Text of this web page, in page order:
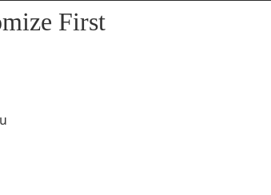
First